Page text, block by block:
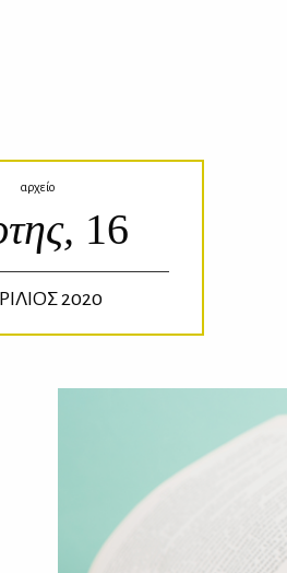
αρχείο
16
2020